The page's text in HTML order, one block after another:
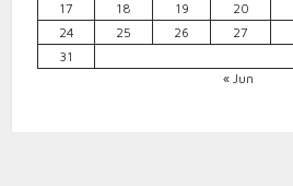
17
18 19 20
24
25 26 27
31
« Jun